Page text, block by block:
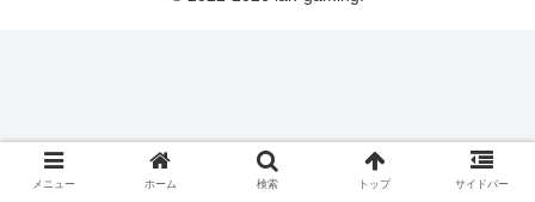
メニュー ホーム 検索 トップ サイドバー